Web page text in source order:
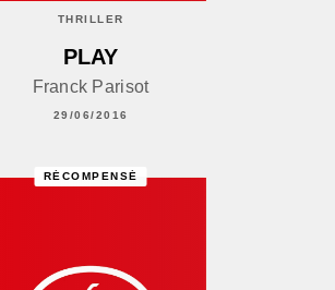
THRILLER
PLAY
Franck Parisot
29/06/2016
RÉCOMPENSÉ